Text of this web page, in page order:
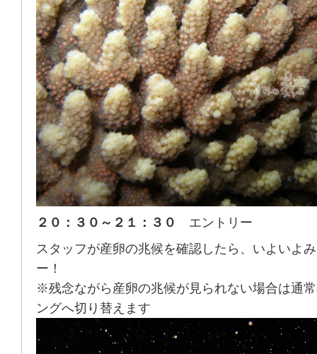
２０：３０～２１：３０
エントリー
スタッフが産卵の兆候を確認したら、いよいよ
ー！
※残念ながら産卵の兆候が見られない場合は通
ングへ切り替えます